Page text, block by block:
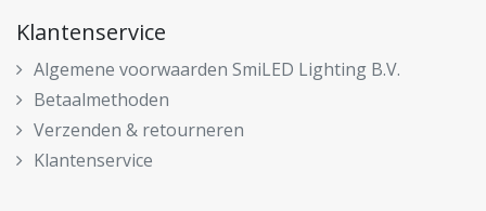
Klantenservice
Algemene voorwaarden SmiLED Lighting B.V.
Betaalmethoden
Verzenden & retourneren
Klantenservice